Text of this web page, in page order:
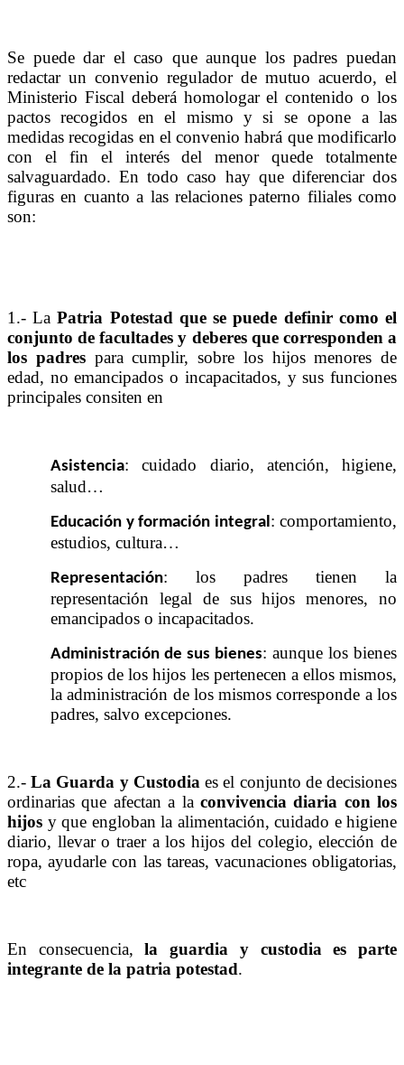
Se puede dar el caso que aunque los padres puedan
redactar un convenio regulador de mutuo acuerdo, el
Ministerio Fiscal deberá homologar el contenido o los
pactos recogidos en el mismo y si se opone a las
medidas recogidas en el convenio habrá que modificarlo
con el fin el interés del menor quede totalmente
salvaguardado. En todo caso hay que diferenciar dos
figuras en cuanto a las relaciones paterno filiales como
son:
1.- La Patria Potestad que se puede definir como el
conjunto de facultades y deberes que corresponden a
los padrespara cumplir, sobre los hijos menores de
edad, no emancipados o incapacitados, y sus funciones
principales consiten en
Asistencia: cuidado diario, atención, higiene,
salud…
Educación y formación integral : comportamiento,
estudios, cultura…
Representación: los padres tienen la
representación legal de sus hijos menores, no
emancipados o incapacitados.
Administración de sus bienes: aunque los bienes
propios de los hijos les pertenecen a ellos mismos,
la administración de los mismos corresponde a los
padres, salvo excepciones.
2.-La Guarda y Custodia es el conjunto de decisiones
ordinarias que afectan a la convivencia diaria con los
hijos y que engloban la alimentación, cuidado e higiene
diario, llevar o traer a los hijos del colegio, elección de
ropa, ayudarle con las tareas, vacunaciones obligatorias,
etc
En consecuencia,la guardia y custodia es parte
integrante de la patria potestad.